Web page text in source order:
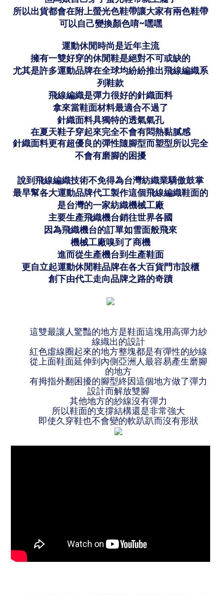
所以出貨都會在附上螢光色鞋帶讓大家有兩色鞋帶
可以自己變換顏色唷~嘿嘿
運動休閒時尚是近年主流
擁有一雙好穿的休閒鞋是絕對不可或缺的
尤其是許多運動品牌在全球均紛紛推出飛線編織系
列鞋款
飛線編織是彈力很好的針織面料
拿來當鞋面材料最適合不過了
針織面料具獨特的透氣氣孔
在夏天鞋子穿起來完全不會有悶熱黏膩感
針織面料更有超優良的彈性隨腳型而塑型所以完全
不會有磨腳的困擾
說到飛線編織技術不免得為台灣紡織業驕傲鼓掌
最早幫各大運動品牌代工製作這個飛線編織鞋面的
是台灣的一家紡織機械工廠
主要生產飛織機台銷往世界各國
因為飛織機台的訂單如雪面般飛來
機械工廠嗅到了商機
進而從生產機台到生產鞋面
更自立起運動休閒鞋品牌在各大百貨門市設櫃
創下由代工走向品牌之路的奇蹟
這雙最讓人驚豔的地方是鞋面這塊用高彈力紗
線織出的設計
紅色虛線圈起來的地方整塊都是有彈性的紗線
從上面鞋面延伸到內側亞洲人最容易產生磨腳
的地方
有拇指外翻困擾的腳型終因這個地方做了彈力
設計而解放雙腳
其他地方的紗線沒有彈力
所以鞋面的支撐結構還是非常強大
即使久穿鞋也不會變的軟趴趴而沒有形狀